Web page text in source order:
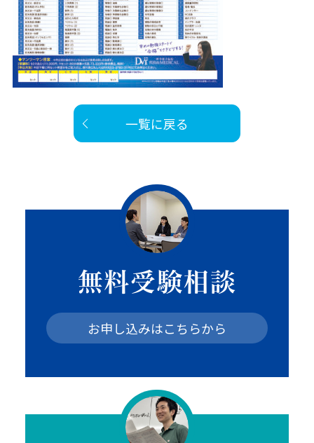
一覧に戻る
無料受験相談
お申し込みはこちらから